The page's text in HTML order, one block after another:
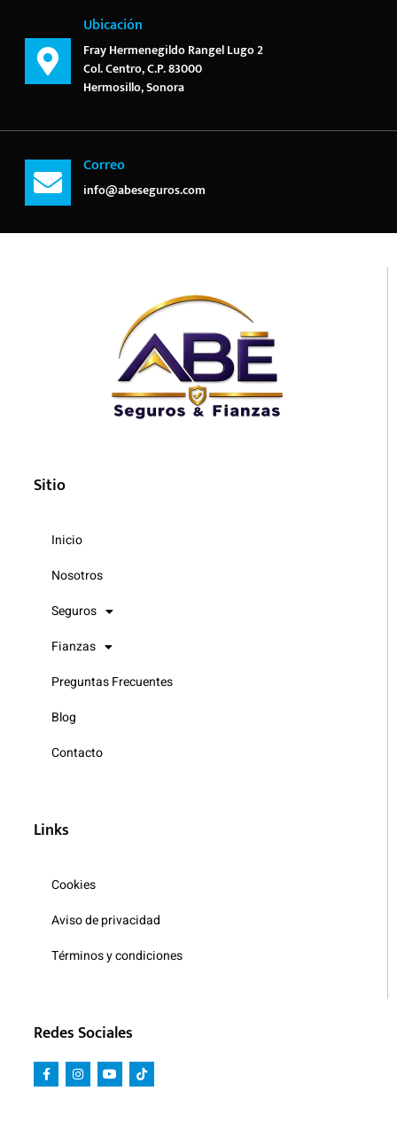
Ubicación
Fray Hermenegildo Rangel Lugo 2
Col. Centro, C.P. 83000
Hermosillo, Sonora
Correo
info@abeseguros.com
Sitio
Inicio
Nosotros
Seguros
Fianzas
Preguntas Frecuentes
Blog
Contacto
Links
Cookies
Aviso de privacidad
Términos y condiciones
Redes Sociales